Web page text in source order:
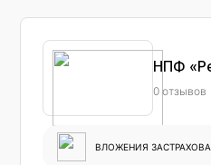
НПФ
0 отзывов
ВЛОЖЕНИЯ